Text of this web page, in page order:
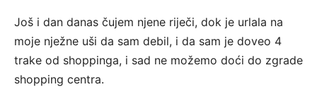
Još i dan danas čujem njene riječi, dok je urlala na
moje nježne uši da sam debil, i da sam je doveo 4
trake od shoppinga, i sad ne možemo doći do zgrade
shopping centra.